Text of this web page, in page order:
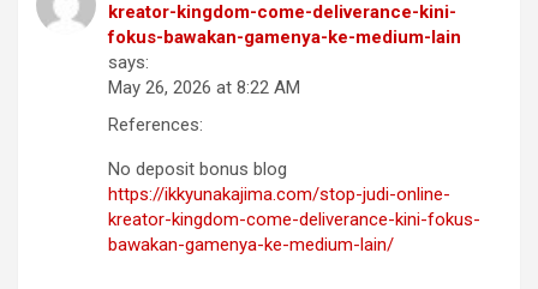
kreator-kingdom-come-deliverance-kini-
fokus-bawakan-gamenya-ke-medium-lain
says:
May 26, 2026 at 8:22 AM
References:
No deposit bonus blog
https://ikkyunakajima.com/stop-judi-online-
kreator-kingdom-come-deliverance-kini-fokus-
bawakan-gamenya-ke-medium-lain/